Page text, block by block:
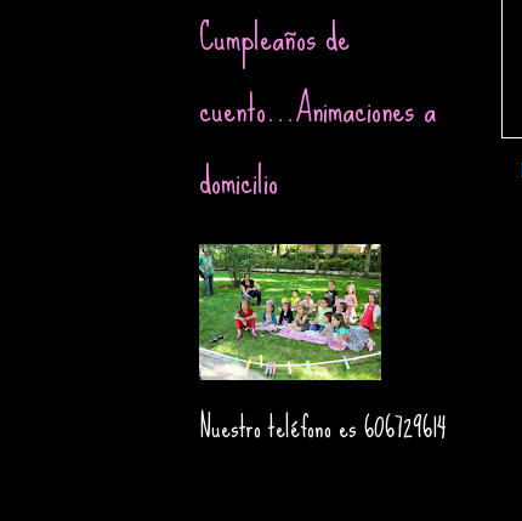
Cumpleaños de
cuento...Animaciones a
domicilio
Nuestro teléfono es 606729614